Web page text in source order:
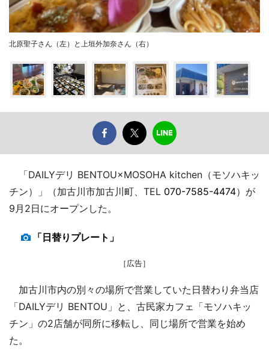
北原聖子さん（左）と上垣外加奈さん（右）
「DAILYデリ BENTOU×MOSOHA kitchen（モソハキッ
チン）」（加古川市加古川町、TEL 070-7585-4474）が
9月2日にオープンした。
「日替りプレート」
［広告］
加古川市内の別々の場所で営業していた日替わり弁当店
「DAILYデリ BENTOU」と、古民家カフェ「モソハキッ
チン」の2店舗が同所に移転し、同じ場所で営業を始め
た。